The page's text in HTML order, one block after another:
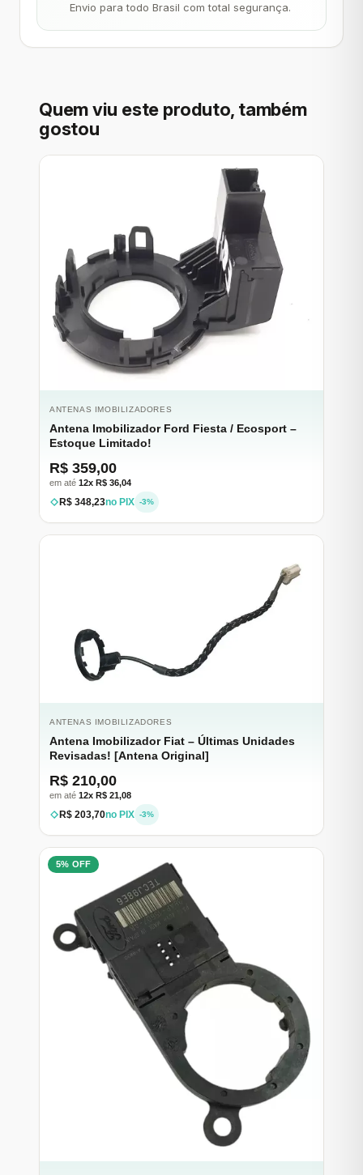
Envio para todo Brasil com total segurança.
Quem viu este produto, também
gostou
ANTENAS IMOBILIZADORES
Antena Imobilizador Ford Fiesta / Ecosport –
Estoque Limitado!
R$ 359,00
em até 12x R$ 36,04
R$ 348,23no PIX -3%
ANTENAS IMOBILIZADORES
Antena Imobilizador Fiat – Últimas Unidades
Revisadas! [Antena Original]
R$ 210,00
em até 12x R$ 21,08
R$ 203,70no PIX -3%
5% OFF